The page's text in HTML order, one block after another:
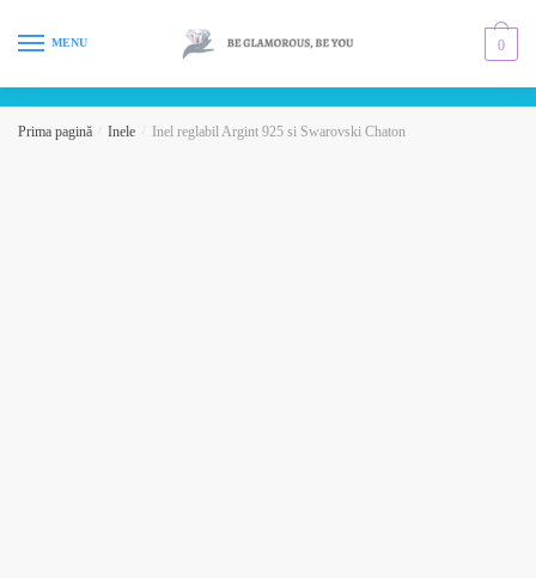
MENU 0
Prima pagină Inele Inel reglabil Argint 925 si Swarovski Chaton